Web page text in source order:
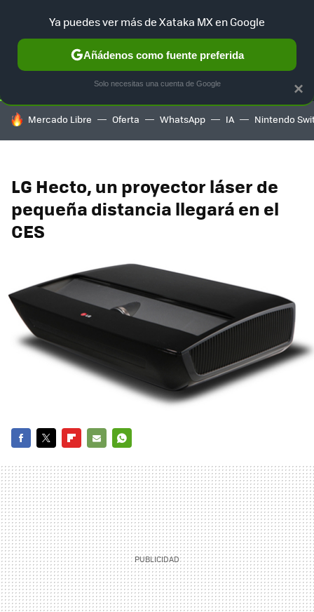
SELECCIÓN GAMING HOME AUTO TERRITORIO
HOY SE HABLA DE
Mercado Libre Oferta WhatsApp IA Nintendo
LG Hecto, un proyector láser de
pequeña distancia llegará en el
CES
MAIL
×
Ya puedes ver más de Xataka MX en Google
Añádenos como fuente preferida
Solo necesitas una cuenta de Google